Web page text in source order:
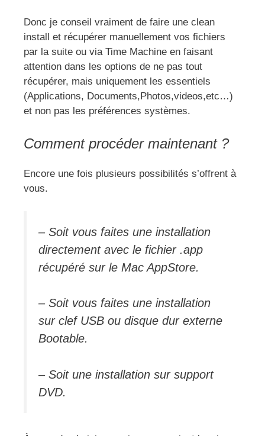
Donc je conseil vraiment de faire une clean
install et récupérer manuellement vos fichiers
par la suite ou via Time Machine en faisant
attention dans les options de ne pas tout
récupérer, mais uniquement les essentiels
(Applications, Documents,Photos,videos,etc…)
et non pas les préférences systèmes.
Comment procéder maintenant ?
Encore une fois plusieurs possibilités s’offrent à
vous.
– Soit vous faites une installation
directement avec le fichier .app
récupéré sur le Mac AppStore.
– Soit vous faites une installation
sur clef USB ou disque dur externe
Bootable.
– Soit une installation sur support
DVD.